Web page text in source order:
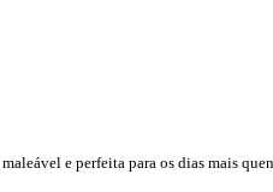
e perfeita para os dias mais